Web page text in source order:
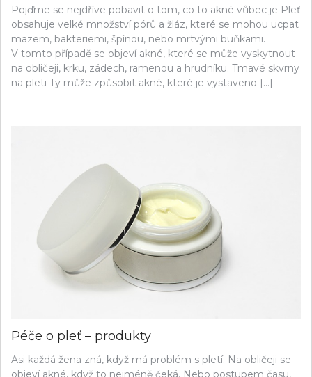
Pojďme se nejdříve pobavit o tom, co to akné vůbec je Pleť
obsahuje velké množství pórů a žláz, které se mohou ucpat
mazem, bakteriemi, špínou, nebo mrtvými buňkami.
V tomto případě se objeví akné, které se může vyskytnout
na obličeji, krku, zádech, ramenou a hrudníku. Tmavé skvrny
na pleti Ty může způsobit akné, které je vystaveno […]
Péče o pleť – produkty
Asi každá žena zná, když má problém s pletí. Na obličeji se
objeví akné, když to nejméně čeká. Nebo postupem času,